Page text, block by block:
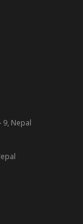
9, Nepal